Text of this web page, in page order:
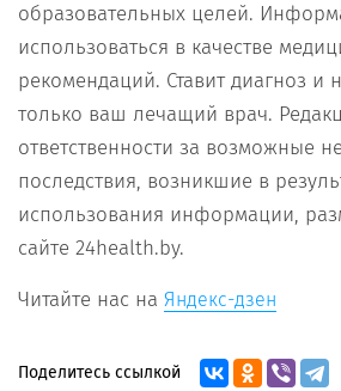
образовательных целей.
использоваться в качестве
рекомендаций. Ставит диагноз и
только ваш лечащий врач.
ответственности за возможные
последствия, возникшие в
использования информации,
сайте 24health.by.
Читайте нас на Яндекс-дзен
Поделитесь ссылкой